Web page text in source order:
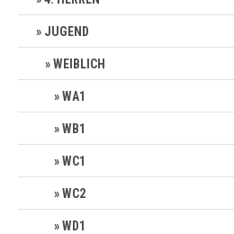
JUGEND
WEIBLICH
WA1
WB1
WC1
WC2
WD1